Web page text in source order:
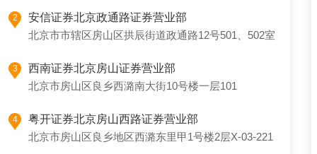
2 安信证券北京政通路证券营业部
北京市市辖区房山区拱辰街道政通路12号501、502室
3 西南证券北京房山证券营业部
北京市房山区良乡西潞南大街10号楼一层101
4 粤开证券北京房山西路证券营业部
北京市房山区良乡地区西潞东里甲1号楼2层X-03-221